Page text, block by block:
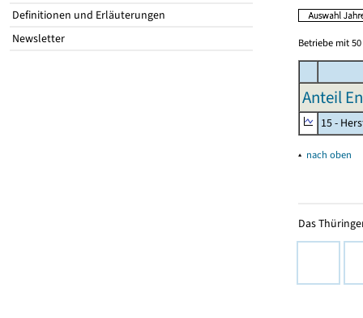
Definitionen und Erläuterungen
Newsletter
Betriebe mit
Anteil
15 -
▴ nach oben
Das